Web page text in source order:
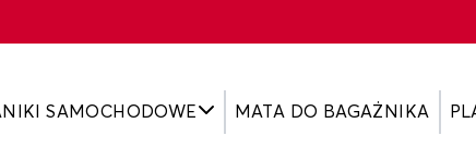
SAMOCHODOWE MATA DO BAGAŻNIKA